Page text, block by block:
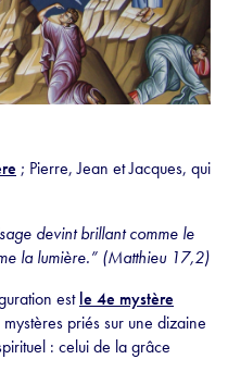
; Pierre, Jean et Jacques, qui
devint brillant comme le
la lumière.” (Matthieu 17,2)
estle 4e mystère
priés sur une dizaine
: celui de la grâce